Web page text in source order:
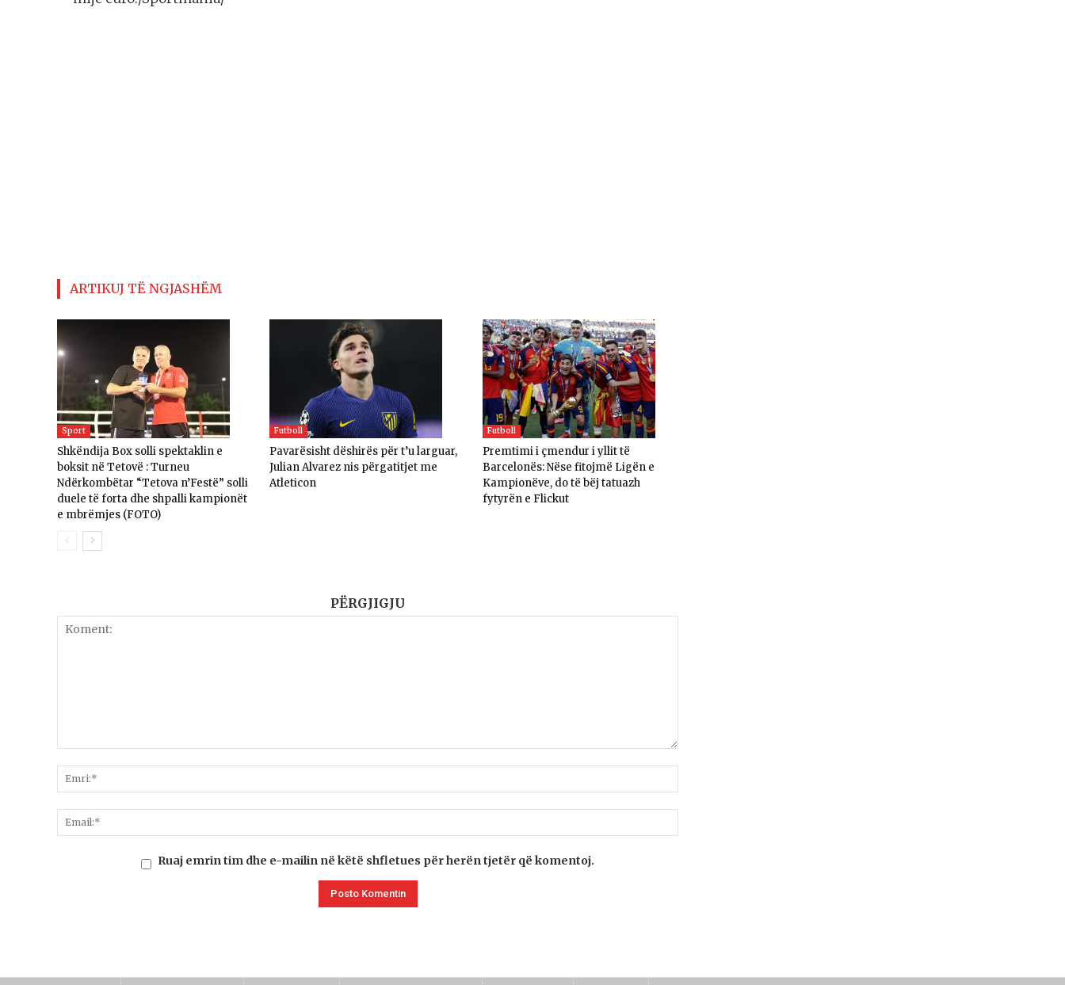
ARTIKUJ TË NGJASHËM
Sport
Shkëndija Box solli spektaklin e
boksit në Tetovë : Turneu
Ndërkombëtar “Tetova n’Festë” solli
duele të forta dhe shpalli kampionët
e mbrëmjes (FOTO)
Futboll
Pavarësisht dëshirës për t’u larguar,
Julian Alvarez nis përgatitjet me
Atleticon
Futboll
Premtimi i çmendur i yllit të
Barcelonës: Nëse fitojmë Ligën e
Kampionëve, do të bëj tatuazh
fytyrën e Flickut
PËRGJIGJU
Ruaj emrin tim dhe e-mailin në këtë shfletues për herën tjetër që komentoj.